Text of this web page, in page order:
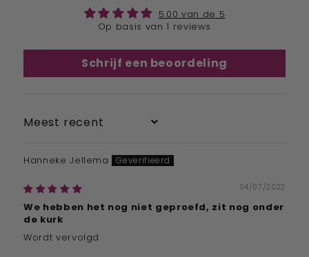
5.00 van de 5
Op basis van 1 reviews
Schrijf een beoordeling
Sort by
Hanneke Jellema
04/07/2022
We hebben het nog niet geproefd, zit nog onder
de kurk
Wordt vervolgd